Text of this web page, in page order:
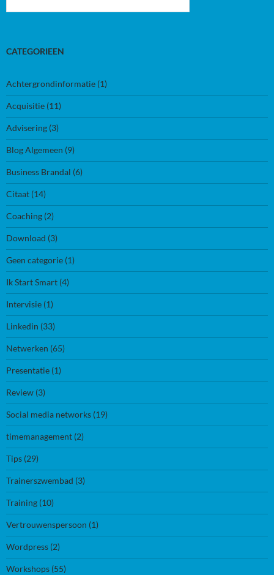
CATEGORIEEN
Achtergrondinformatie (1)
Acquisitie (11)
Advisering (3)
Blog Algemeen (9)
Business Brandal (6)
Citaat (14)
Coaching (2)
Download (3)
Geen categorie (1)
Ik Start Smart (4)
Intervisie (1)
Linkedin (33)
Netwerken (65)
Presentatie (1)
Review (3)
Social media networks (19)
timemanagement (2)
Tips (29)
Trainerszwembad (3)
Training (10)
Vertrouwenspersoon (1)
Wordpress (2)
Workshops (55)